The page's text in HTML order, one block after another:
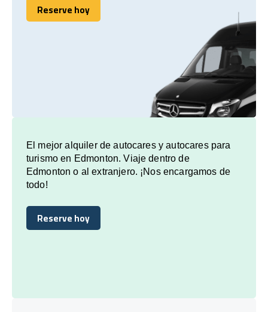
Reserve hoy
Reserve hoy
El mejor alquiler de autocares y autocares para
turismo en Edmonton. Viaje dentro de
Edmonton o al extranjero. ¡Nos encargamos de
todo!
Reserve hoy
Reserve hoy